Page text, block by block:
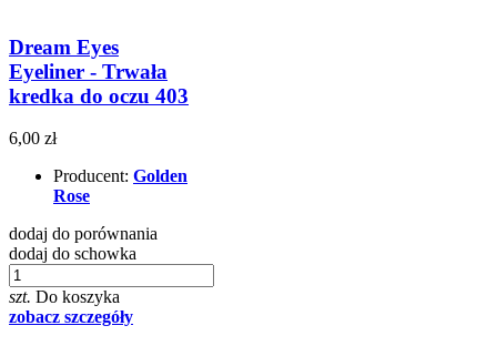
Dream Eyes
Eyeliner - Trwała
kredka do oczu 403
6,00 zł
Producent: Golden
Rose
dodaj do porównania
dodaj do schowka
szt. Do koszyka
zobacz szczegóły